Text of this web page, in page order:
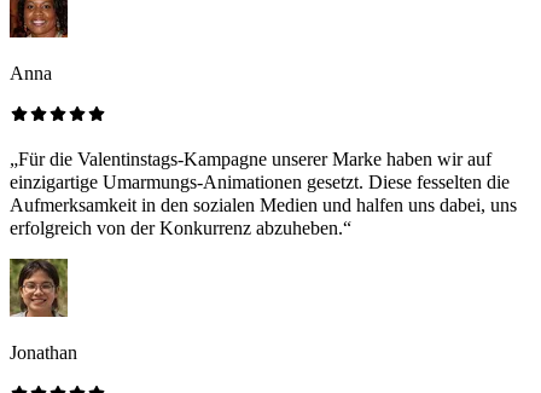
Anna
„Für die Valentinstags-Kampagne unserer Marke haben wir auf
einzigartige Umarmungs-Animationen gesetzt. Diese fesselten die
Aufmerksamkeit in den sozialen Medien und halfen uns dabei, uns
erfolgreich von der Konkurrenz abzuheben.“
Jonathan